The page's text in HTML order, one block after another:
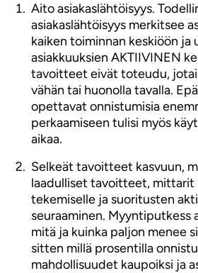
Aito asiakaslähtöisyys.
asiakaslähtöisyys merkitsee
kaiken toiminnan keskiöön ja
asiakkuuksien AKTIIVINEN
tavoitteet eivät toteudu,
vähän tai huonolla tavalla.
opettavat onnistumisia
perkaamiseen tulisi myös
aikaa.
Selkeät tavoitteet kasvuun,
laadulliset tavoitteet, mittarit
tekemiselle ja suoritusten
seuraaminen. Myyntiputkess
mitä ja kuinka paljon menee
sitten millä prosentilla
mahdollisuudet kaupoiksi ja